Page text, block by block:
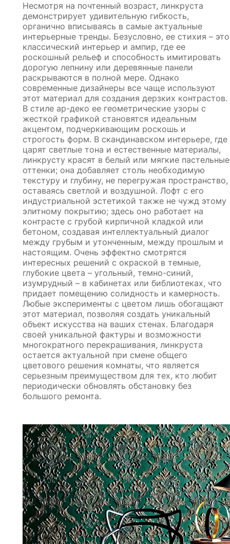
Несмотря на почтенный возраст, линкруста
демонстрирует удивительную гибкость,
органично вписываясь в самые актуальные
интерьерные тренды. Безусловно, ее стихия – это
классический интерьер и ампир, где ее
роскошный рельеф и способность имитировать
дорогую лепнину или деревянные панели
раскрываются в полной мере. Однако
современные дизайнеры все чаще используют
этот материал для создания дерзких контрастов.
В стиле ар-деко ее геометрические узоры с
жесткой графикой становятся идеальным
акцентом, подчеркивающим роскошь и
строгость форм. В скандинавском интерьере, где
царят светлые тона и естественные материалы,
линкрусту красят в белый или мягкие пастельные
оттенки; она добавляет столь необходимую
текстуру и глубину, не перегружая пространство,
оставаясь светлой и воздушной. Лофт с его
индустриальной эстетикой также не чужд этому
элитному покрытию; здесь оно работает на
контрасте с грубой кирпичной кладкой или
бетоном, создавая интеллектуальный диалог
между грубым и утонченным, между прошлым и
настоящим. Очень эффектно смотрятся
интересных решений с окраской в темные,
глубокие цвета – угольный, темно-синий,
изумрудный – в кабинетах или библиотеках, что
придает помещению солидность и камерность.
Любые эксперименты с цветом лишь обогащают
этот материал, позволяя создать уникальный
объект искусства на ваших стенах. Благодаря
своей уникальной фактуры и возможности
многократного перекрашивания, линкруста
остается актуальной при смене общего
цветового решения комнаты, что является
серьезным преимуществом для тех, кто любит
периодически обновлять обстановку без
большого ремонта.